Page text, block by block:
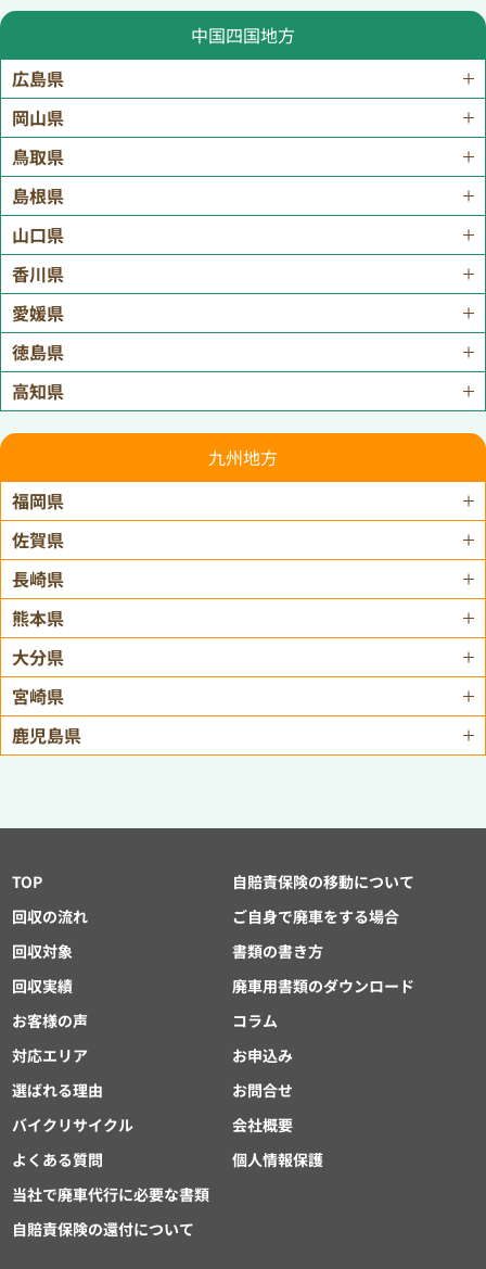
中国四国地方
広島県
岡山県
鳥取県
島根県
山口県
香川県
愛媛県
徳島県
高知県
九州地方
福岡県
佐賀県
長崎県
熊本県
大分県
宮崎県
鹿児島県
TOP
回収の流れ
回収対象
回収実績
お客様の声
対応エリア
選ばれる理由
バイクリサイクル
よくある質問
当社で廃車代行に必要な書類
自賠責保険の還付について
自賠責保険の移動について
ご自身で廃車をする場合
書類の書き方
廃車用書類のダウンロード
コラム
お申込み
お問合せ
会社概要
個人情報保護